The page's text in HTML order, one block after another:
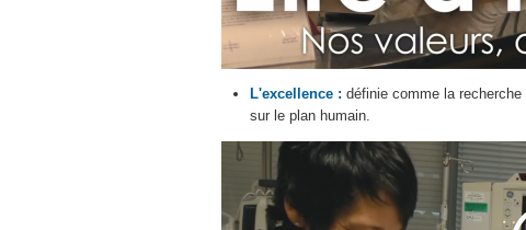
L'excellence : définie comme la
sur le plan humain.